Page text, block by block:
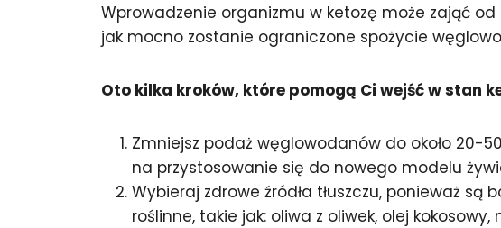
Wprowadzenie organizmu w ketozę może zająć
jak mocno zostanie ograniczone spożycie
Oto kilka kroków, które pomogą Ci wejść w stan
Zmniejsz podaż węglowodanów do około 20-
na przystosowanie się do nowego modelu
Wybieraj zdrowe źródła tłuszczu, ponieważ są
roślinne, takie jak: oliwa z oliwek, olej